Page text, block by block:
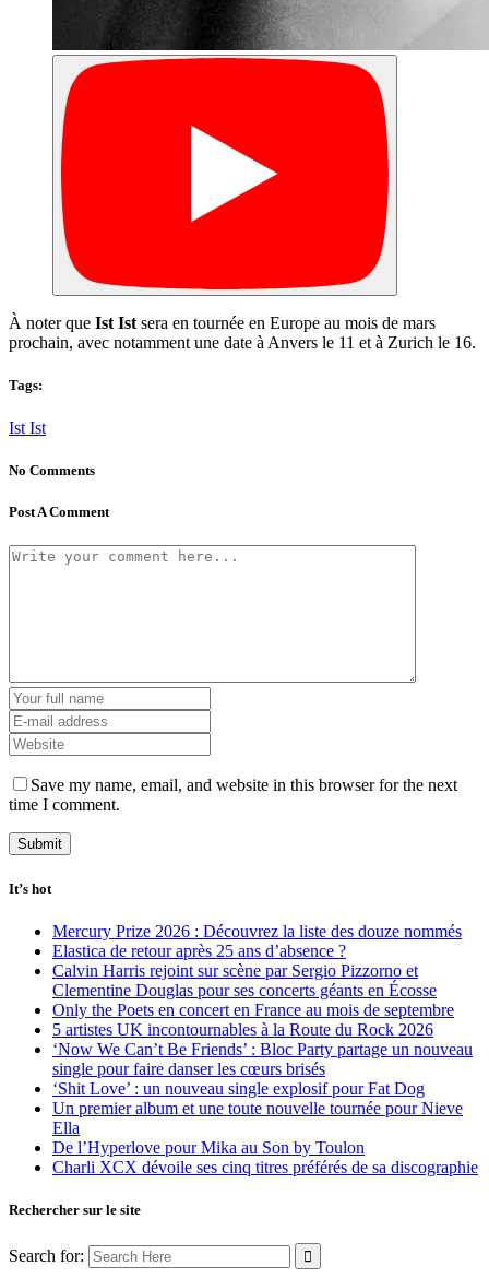
À noter que Ist Ist sera en tournée en Europe au mois de mars
prochain, avec notamment une date à Anvers le 11 et à Zurich le 16.
Tags:
Ist Ist
No Comments
Post A Comment
Save my name, email, and website in this browser for the next
time I comment.
It’s hot
Mercury Prize 2026 : Découvrez la liste des douze nommés
Elastica de retour après 25 ans d’absence ?
Calvin Harris rejoint sur scène par Sergio Pizzorno et
Clementine Douglas pour ses concerts géants en Écosse
Only the Poets en concert en France au mois de septembre
5 artistes UK incontournables à la Route du Rock 2026
‘Now We Can’t Be Friends’ : Bloc Party partage un nouveau
single pour faire danser les cœurs brisés
‘Shit Love’ : un nouveau single explosif pour Fat Dog
Un premier album et une toute nouvelle tournée pour Nieve
Ella
De l’Hyperlove pour Mika au Son by Toulon
Charli XCX dévoile ses cinq titres préférés de sa discographie
Rechercher sur le site
Search for: